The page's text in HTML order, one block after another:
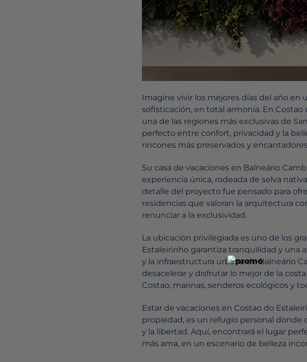
Imagine vivir los mejores días del año en
sofisticación, en total armonía. En Costao
una de las regiones más exclusivas de
perfecto entre confort, privacidad y la
rincones más preservados y
Su casa de vacaciones en Balneário
experiencia única, rodeada de selva
detalle del proyecto fue pensado para
residencias que valoran la arquitectura
renunciar a la exclusividad.
La ubicación privilegiada es uno de los
Estaleirinho garantiza tranquilidad y una
y la infraestructura urbana de Balneário
desacelerar y disfrutar lo mejor de la
Costao, marinas, senderos ecológicos y
Estar de vacaciones en Costao do
propiedad, es un refugio personal donde
y la libertad. Aquí, encontrará el lugar
más ama, en un escenario de belleza